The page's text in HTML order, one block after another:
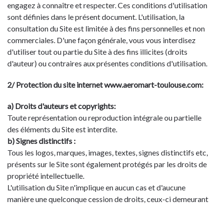
engagez à connaître et respecter. Ces conditions d'utilisation
sont définies dans le présent document. L'utilisation, la
consultation du Site est limitée à des fins personnelles et non
commerciales. D'une façon générale, vous vous interdisez
d'utiliser tout ou partie du Site à des fins illicites (droits
d'auteur) ou contraires aux présentes conditions d'utilisation.
2/ Protection du site internet www.aeromart-toulouse.com:
a) Droits d'auteurs et copyrights:
Toute représentation ou reproduction intégrale ou partielle
des éléments du Site est interdite.
b) Signes distinctifs :
Tous les logos, marques, images, textes, signes distinctifs etc,
présents sur le Site sont également protégés par les droits de
propriété intellectuelle.
L'utilisation du Site n'implique en aucun cas et d'aucune
manière une quelconque cession de droits, ceux-ci demeurant